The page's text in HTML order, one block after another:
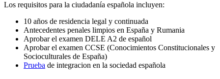
Los requisitos para la ciudadanía española incluyen:
10 años de residencia legal y continuada
Antecedentes penales limpios en España y Rumania
Aprobar el examen DELE A2 de español
Aprobar el examen CCSE (Conocimientos Constitucionales y
Socioculturales de España)
Prueba de integracion en la sociedad española